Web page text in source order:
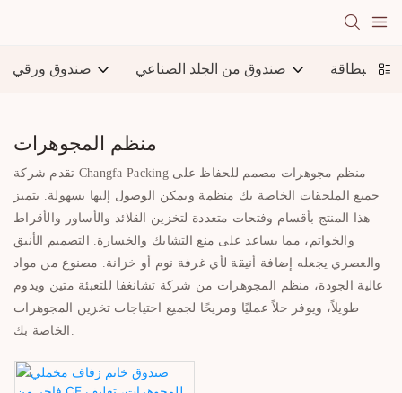
صندوق ورقي صندوق من الجلد الصناعي البطاقة
منظم المجوهرات
تقدم شركة Changfa Packing منظم مجوهرات مصمم للحفاظ على
جميع الملحقات الخاصة بك منظمة ويمكن الوصول إليها بسهولة. يتميز
هذا المنتج بأقسام وفتحات متعددة لتخزين القلائد والأساور والأقراط
والخواتم، مما يساعد على منع التشابك والخسارة. التصميم الأنيق
والعصري يجعله إضافة أنيقة لأي غرفة نوم أو خزانة. مصنوع من مواد
عالية الجودة، منظم المجوهرات من شركة تشانغفا للتعبئة متين ويدوم
طويلاً، ويوفر حلاً عمليًا ومريحًا لجميع احتياجات تخزين المجوهرات
الخاصة بك.